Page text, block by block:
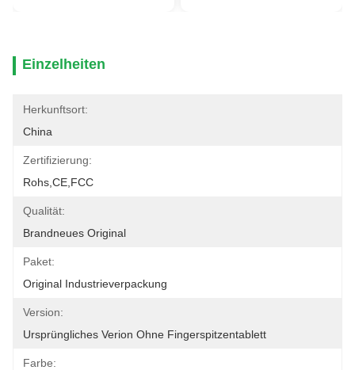
Einzelheiten
Herkunftsort:
China
Zertifizierung:
Rohs,CE,FCC
Qualität:
Brandneues Original
Paket:
Original Industrieverpackung
Version:
Ursprüngliches Verion Ohne Fingerspitzentablett
Farbe: